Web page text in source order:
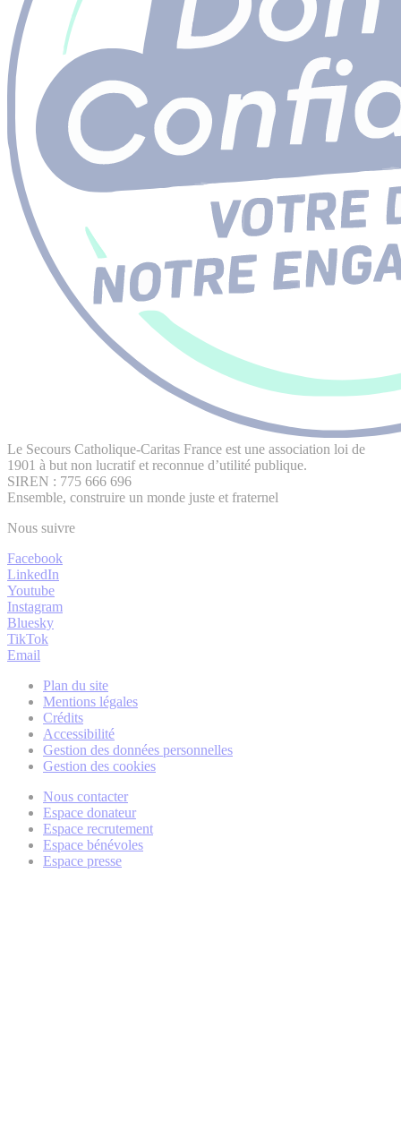
Le Secours Catholique-Caritas France est une association loi de
1901 à but non lucratif et reconnue d’utilité publique.
SIREN : 775 666 696
Ensemble, construire un monde juste et fraternel
Nous suivre
Facebook
LinkedIn
Youtube
Instagram
Bluesky
TikTok
Email
Plan du site
Mentions légales
Crédits
Accessibilité
Gestion des données personnelles
Gestion des cookies
Nous contacter
Espace donateur
Espace recrutement
Espace bénévoles
Espace presse